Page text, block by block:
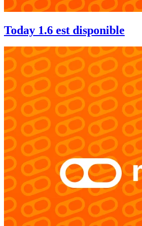
Today 1.6 est disponible